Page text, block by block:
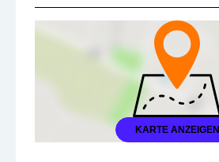
KARTE ANZEIGEN